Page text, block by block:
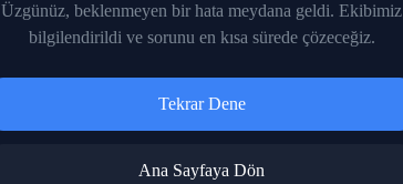
Üzgünüz, beklenmeyen bir hata meydana geldi. Ekibimiz
bilgilendirildi ve sorunu en kısa sürede çözeceğiz.
Tekrar Dene
Ana Sayfaya Dön